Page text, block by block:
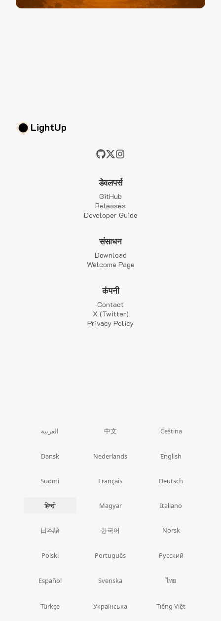
LightUp
डेवलपर्स
GitHub
Releases
Developer Guide
संसाधन
Download
Welcome Page
कंपनी
Contact
X (Twitter)
Privacy Policy
العربية 中文 Čeština
Dansk Nederlands English
Suomi Français Deutsch
हिन्दी Magyar Italiano
日本語 한국어 Norsk
Polski Português Русский
Español Svenska ไทย
Türkçe Українська Tiếng Việt